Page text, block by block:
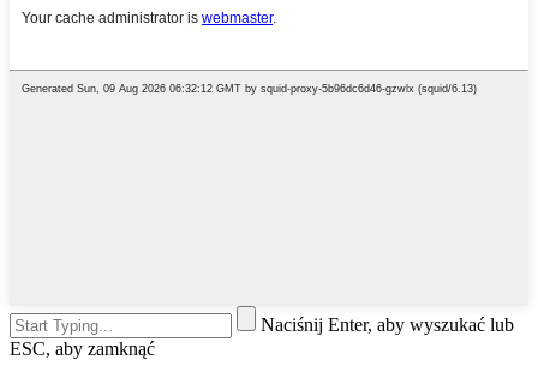
Naciśnij Enter, aby wyszukać lub
ESC, aby zamknąć